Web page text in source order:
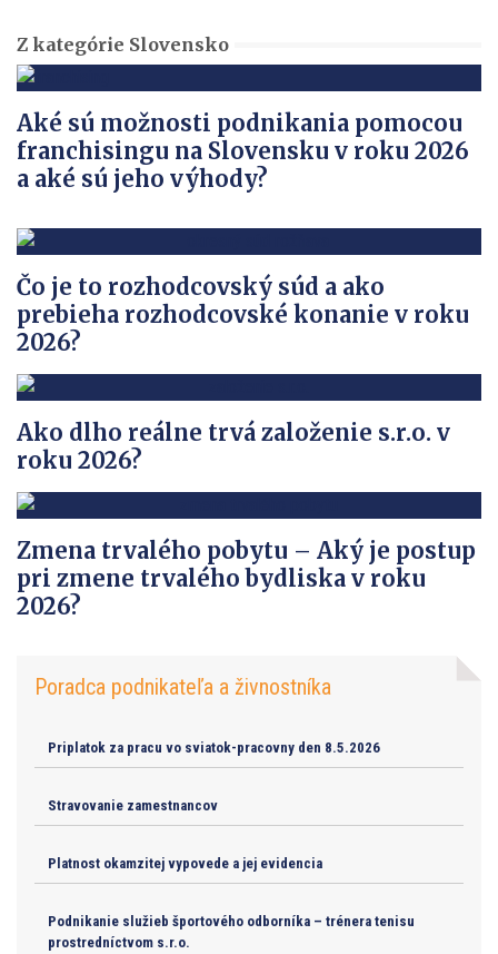
Z kategórie Slovensko
Aké sú možnosti podnikania pomocou
franchisingu na Slovensku v roku 2026
a aké sú jeho výhody?
Čo je to rozhodcovský súd a ako
prebieha rozhodcovské konanie v roku
2026?
Ako dlho reálne trvá založenie s.r.o. v
roku 2026?
Zmena trvalého pobytu – Aký je postup
pri zmene trvalého bydliska v roku
2026?
Poradca podnikateľa a živnostníka
Priplatok za pracu vo sviatok-pracovny den 8.5.2026
Stravovanie zamestnancov
Platnost okamzitej vypovede a jej evidencia
Podnikanie služieb športového odborníka – trénera tenisu
prostredníctvom s.r.o.